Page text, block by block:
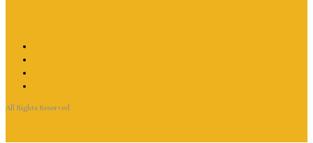
All Rights Reserved